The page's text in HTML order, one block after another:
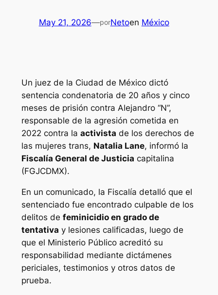
May 21, 2026—porNetoen México
Un juez de la Ciudad de México dictó
sentencia condenatoria de 20 años y cinco
meses de prisión contra Alejandro “N”,
responsable de la agresión cometida en
2022 contra la activista de los derechos de
las mujeres trans, Natalia Lane, informó la
Fiscalía General de Justicia capitalina
(FGJCDMX).
En un comunicado, la Fiscalía detalló que el
sentenciado fue encontrado culpable de los
delitos de feminicidio en grado de
tentativa y lesiones calificadas, luego de
que el Ministerio Público acreditó su
responsabilidad mediante dictámenes
periciales, testimonios y otros datos de
prueba.